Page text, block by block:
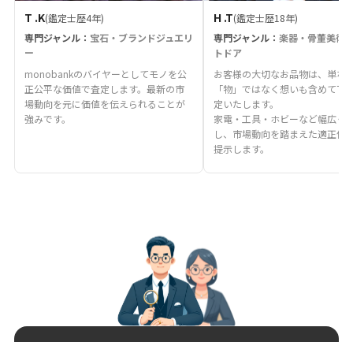
T .K(鑑定士歴4年)
専門ジャンル： 宝石・ブランドジュエリ
ー
monobankのバイヤーとしてモノを公
正公平な価値で査定します。最新の市
場動向を元に価値を伝えられることが
強みです。
H .T(鑑定士歴18年)
専門ジャンル： 楽器・骨董美術
トドア
お客様の大切なお品物は、単な
「物」ではなく想いも含めて丁
定いたします。
家電・工具・ホビーなど幅広く
し、市場動向を踏まえた適正価
提示します。